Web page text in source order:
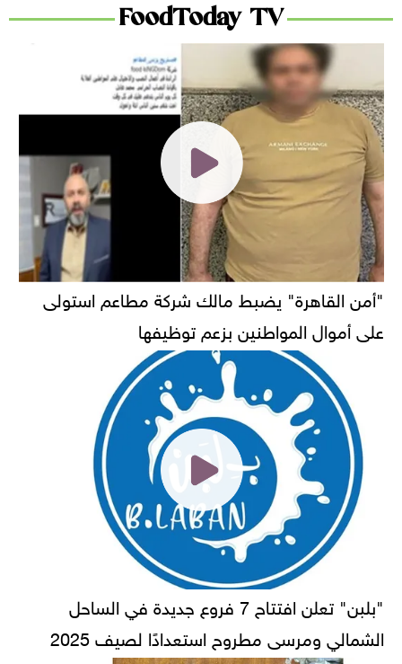
FoodToday TV
"أمن القاهرة" يضبط مالك شركة مطاعم استولى
على أموال المواطنين بزعم توظيفها
"بلبن" تعلن افتتاح 7 فروع جديدة في الساحل
الشمالي ومرسى مطروح استعدادًا لصيف 2025